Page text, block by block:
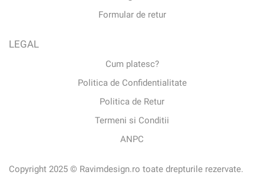
Formular de retur
LEGAL
Cum platesc?
Politica de Confidentialitate
Politica de Retur
Termeni si Conditii
ANPC
Copyright 2025 © Ravimdesign.ro toate drepturile rezervate.